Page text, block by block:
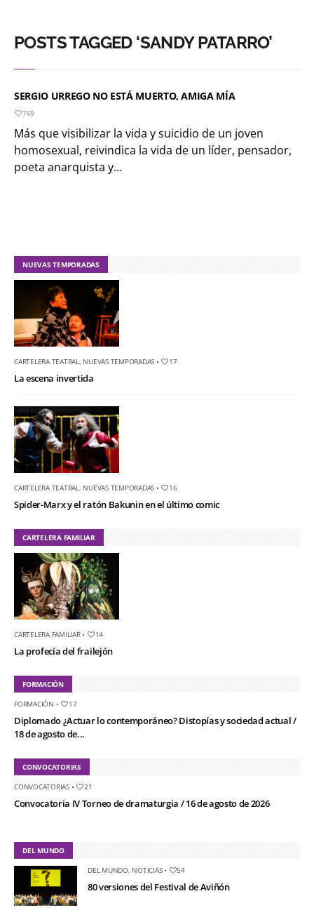
POSTS TAGGED ‘SANDY PATARRO’
SERGIO URREGO NO ESTÁ MUERTO, AMIGA MÍA
769
Más que visibilizar la vida y suicidio de un joven
homosexual, reivindica la vida de un líder, pensador,
poeta anarquista y...
NUEVAS TEMPORADAS
CARTELERA TEATRAL NUEVAS TEMPORADAS • 17
La escena invertida
CARTELERA TEATRAL NUEVAS TEMPORADAS • 16
Spider-Marx y el ratón Bakunin en el último comic
CARTELERA FAMILIAR
CARTELERA FAMILIAR• 14
La profecía del frailejón
FORMACIÓN
FORMACIÓN • 17
Diplomado ¿Actuar lo contemporáneo? Distopías y sociedad actual /
18 de agosto de...
CONVOCATORIAS
CONVOCATORIAS• 21
Convocatoria IV Torneo de dramaturgia / 16 de agosto de 2026
DEL MUNDO
DEL MUNDO, NOTICIAS• 54
80 versiones del Festival de Aviñón